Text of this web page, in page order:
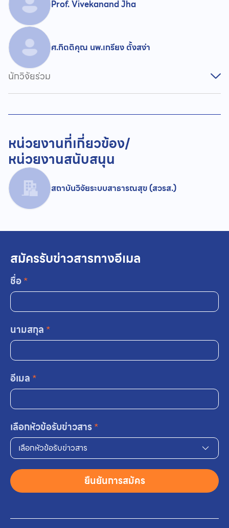
Prof. Vivekanand Jha
ศ.กิตติคุณ นพ.เกรียง ตั้งสง่า
นักวิจัยร่วม
หน่วยงานที่เกี่ยวข้อง/
หน่วยงานสนับสนุน
สถาบันวิจัยระบบสาธารณสุข (สวรส.)
สมัครรับข่าวสารทางอีเมล
ชื่อ*
นามสกุล *
อีเมล *
เลือกหัวข้อรับข่าวสาร*
เลือกหัวข้อรับข่าวสาร
ยืนยันการสมัคร